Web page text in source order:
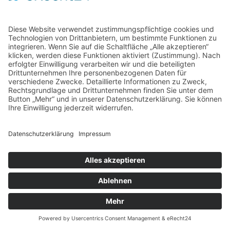
Home Kontakt
AGB
Datenschutzerklärung
Impressum